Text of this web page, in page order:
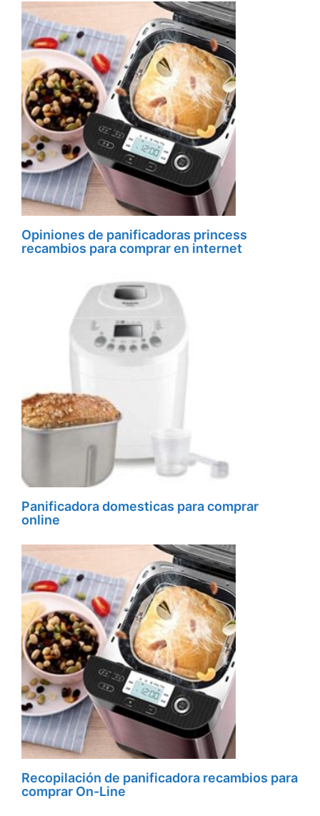
Opiniones de panificadoras princess
recambios para comprar en internet
Panificadora domesticas para comprar
online
Recopilación de panificadora recambios para
comprar On-Line